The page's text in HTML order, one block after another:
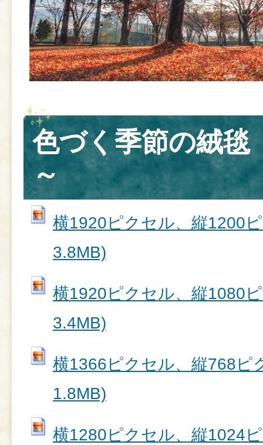
色づく季節の絨毯
～
横1920ピクセル、縦1200
3.8MB)
横1920ピクセル、縦1080
3.4MB)
横1366ピクセル、縦768ピ
1.8MB)
横1280ピクセル、縦1024